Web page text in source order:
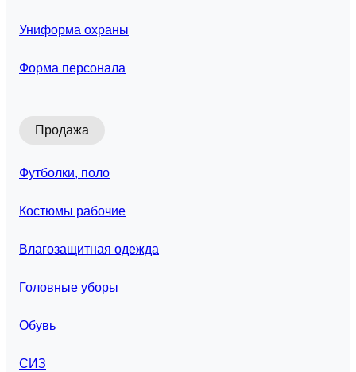
Униформа охраны
Форма персонала
Продажа
Футболки, поло
Костюмы рабочие
Влагозащитная одежда
Головные уборы
Обувь
СИЗ